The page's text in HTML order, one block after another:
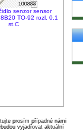
senzor sensor
TO-92 rozl. 0.1
st.C
prosím případné námi
vyjadřovat aktuální